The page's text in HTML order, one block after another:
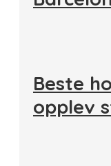
Beste
opplev